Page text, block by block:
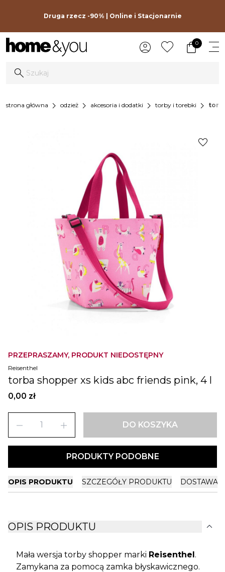
Druga rzecz -90% | Online i Stacjonarnie
0
strona główna chevron_right odzież chevron_right akcesoria i dodatki chevron_right torby i torebki chevron_right
PRZEPRASZAMY, PRODUKT NIEDOSTĘPNY
Reisenthel
torba shopper xs kids abc friends pink, 4 l
0,00 zł
remove add DO KOSZYKA
PRODUKTY PODOBNE
favorite
OPIS PRODUKTU SZCZEGÓŁY PRODUKTU DOSTAWA
OPIS PRODUKTU expand_more
Mała wersja torby shopper marki Reisenthel.
Zamykana za pomocą zamka błyskawicznego.